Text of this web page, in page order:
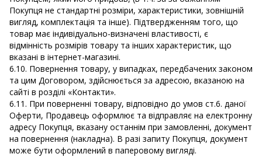
Покупця не стандартні розміри, характеристики, зовнішній
вигляд, комплектація та інше). Підтвердженням того, що
товар має індивідуально-визначені властивості, є
відмінність розмірів товару та інших характеристик, що
вказані в інтернет-магазині.
6.10. Повернення товару, у випадках, передбачених законом
та цим Договором, здійснюється за адресою, вказаною на
сайті в розділі «Контакти».
6.11. При поверненні товару, відповідно до умов ст.6. даної
Оферти, Продавець оформлює та відправляє на електронну
адресу Покупця, вказану останнім при замовленні, документ
на повернення (накладна). В разі запиту Покупця, документ
може бути оформлений в паперовому вигляді.